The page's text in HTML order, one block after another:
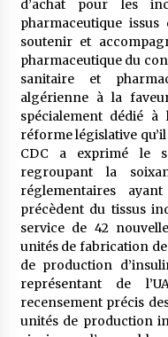
d’achat pour les
pharmaceutique
soutenir et
pharmaceutique du
sanitaire et
algérienne à la
spécialement dédié à
réforme législative
CDC a exprimé le
regroupant la
réglementaires
précèdent du tissus
service de 42
unités de fabrication
de production
représentant de
recensement précis
unités de production